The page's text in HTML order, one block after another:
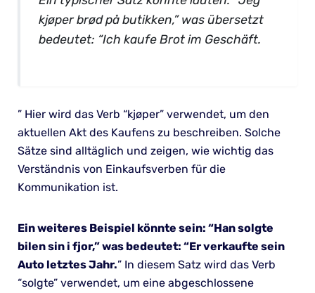
kjøper brød på butikken,” was übersetzt
bedeutet: “Ich kaufe Brot im Geschäft.
” Hier wird das Verb “kjøper” verwendet, um den
aktuellen Akt des Kaufens zu beschreiben. Solche
Sätze sind alltäglich und zeigen, wie wichtig das
Verständnis von Einkaufsverben für die
Kommunikation ist.
Ein weiteres Beispiel könnte sein: “Han solgte
bilen sin i fjor,” was bedeutet: “Er verkaufte sein
Auto letztes Jahr.” In diesem Satz wird das Verb
“solgte” verwendet, um eine abgeschlossene